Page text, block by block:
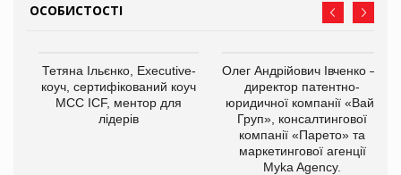
ОСОБИСТОСТІ
Тетяна Ільєнко, Executive-
коуч, сертифікований коуч
МСС ICF, ментор для
лідерів
Олег Андрійович Івченко —
директор патентно-
юридичної компанії «Вайз
Груп», консалтингової
компанії «Парето» та
маркетингової агенції
Myka Agency.